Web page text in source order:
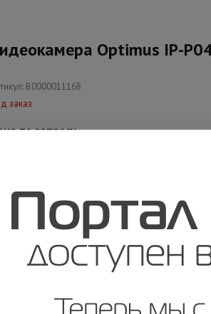
Optimus IP-
В0000011168
заказ
по запросу